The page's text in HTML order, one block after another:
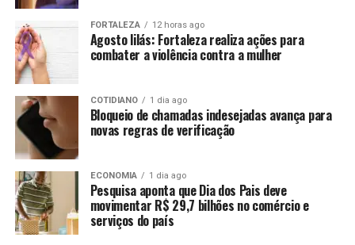
FORTALEZA 12 horas ago
Agosto lilás: Fortaleza realiza ações para
combater a violência contra a mulher
COTIDIANO 1 dia ago
Bloqueio de chamadas indesejadas avança para
novas regras de verificação
ECONOMIA 1 dia ago
Pesquisa aponta que Dia dos Pais deve
movimentar R$ 29,7 bilhões no comércio e
serviços do país